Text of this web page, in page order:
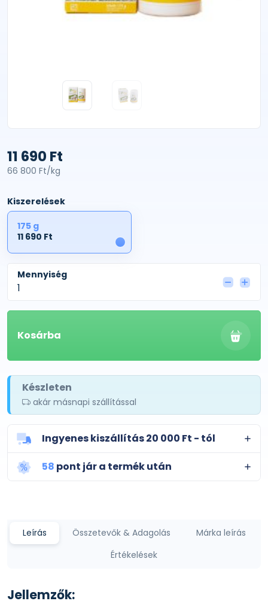
11 690 Ft
66 800 Ft/kg
Kiszerelések
1
175 g
11 690 Ft
Mennyiség
Kosárba
Készleten
akár másnapi szállítással
Ingyenes kiszállítás 20 000 Ft - tól
58 pont jár a termék után
Leírás Összetevők & Adagolás
Márka leírás
Értékelések
Jellemzők: